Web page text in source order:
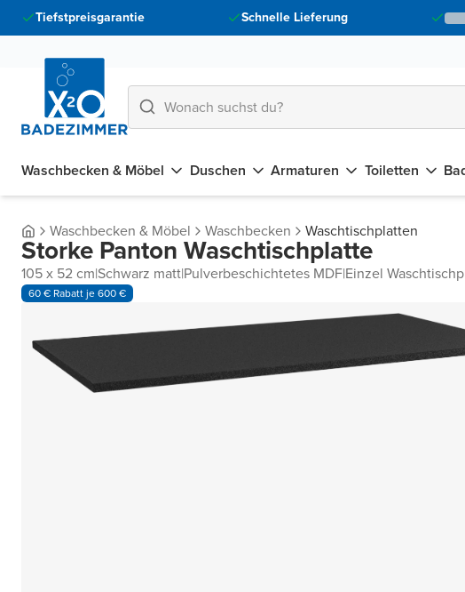
Tiefstpreisgarantie Schnelle Lieferung
Waschbecken & Möbel Duschen Armaturen Toiletten
Waschbecken & Möbel Waschbecken Waschtischplatten
Storke Panton Waschtischplatte
105 x 52 cm|Schwarz matt|Pulverbeschichtetes MDF|Einzel
60 € Rabatt je 600 €